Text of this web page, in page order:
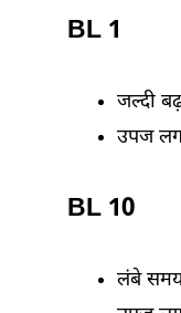
BL 1
जल्दी
उपज
BL 10
लंबे समय